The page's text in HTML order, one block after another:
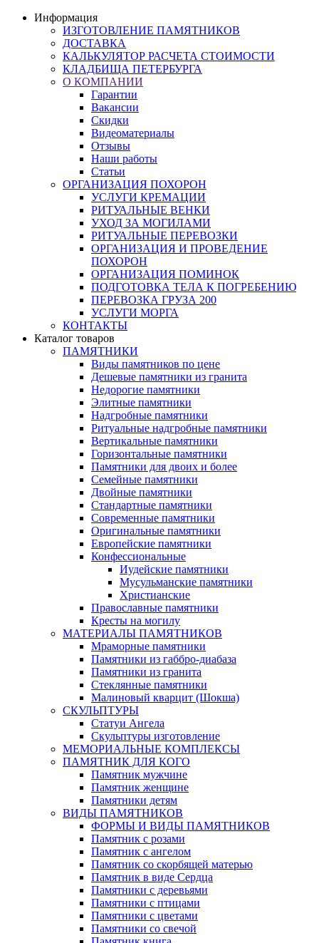
Информация
ИЗГОТОВЛЕНИЕ ПАМЯТНИКОВ
ДОСТАВКА
КАЛЬКУЛЯТОР РАСЧЕТА СТОИМОСТИ
КЛАДБИЩА ПЕТЕРБУРГА
О КОМПАНИИ
Гарантии
Вакансии
Скидки
Видеоматериалы
Отзывы
Наши работы
Статьи
ОРГАНИЗАЦИЯ ПОХОРОН
УСЛУГИ КРЕМАЦИИ
РИТУАЛЬНЫЕ ВЕНКИ
УХОД ЗА МОГИЛАМИ
РИТУАЛЬНЫЕ ПЕРЕВОЗКИ
ОРГАНИЗАЦИЯ И ПРОВЕДЕНИЕ
ПОХОРОН
ОРГАНИЗАЦИЯ ПОМИНОК
ПОДГОТОВКА ТЕЛА К ПОГРЕБЕНИЮ
ПЕРЕВОЗКА ГРУЗА 200
УСЛУГИ МОРГА
КОНТАКТЫ
Каталог товаров
ПАМЯТНИКИ
Виды памятников по цене
Дешевые памятники из гранита
Недорогие памятники
Элитные памятники
Надгробные памятники
Ритуальные надгробные памятники
Вертикальные памятники
Горизонтальные памятники
Памятники для двоих и более
Семейные памятники
Двойные памятники
Стандартные памятники
Современные памятники
Оригинальные памятники
Европейские памятники
Конфессиональные
Иудейские памятники
Мусульманские памятники
Христианские
Православные памятники
Кресты на могилу
МАТЕРИАЛЫ ПАМЯТНИКОВ
Мраморные памятники
Памятники из габбро-диабаза
Памятники из гранита
Стеклянные памятники
Малиновый кварцит (Шокша)
СКУЛЬПТУРЫ
Статуи Ангела
Скульптуры изготовление
МЕМОРИАЛЬНЫЕ КОМПЛЕКСЫ
ПАМЯТНИК ДЛЯ КОГО
Памятник мужчине
Памятник женщине
Памятники детям
ВИДЫ ПАМЯТНИКОВ
ФОРМЫ И ВИДЫ ПАМЯТНИКОВ
Памятник с розами
Памятник с ангелом
Памятник со скорбящей матерью
Памятник в виде Сердца
Памятники с деревьями
Памятники с птицами
Памятники с цветами
Памятники со свечой